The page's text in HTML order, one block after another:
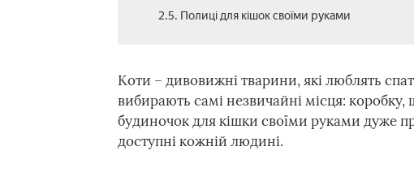
2.5. Полиці для кішок своїми руками
Коти – дивовижні тварини, які люблять
вибирають самі незвичайні місця:
будиночок для кішки своїми руками дуже
доступні кожній людині.